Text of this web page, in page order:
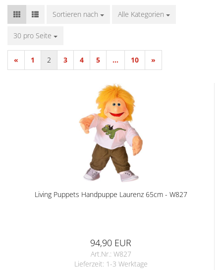
Sortieren nach
Sortieren nach Alle Kategorien
30 pro Seite
pro Seite
« 1 2 3 4 5 ... 10 »
Living Puppets Handpuppe Laurenz 65cm - W827
94,90 EUR
Art.Nr.: W827
Lieferzeit: 1-3 Werktage